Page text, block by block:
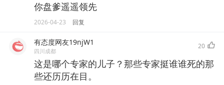
你盘爹遥遥领先
2026-04-23 回复
有态度网友19njW1
四川成都
20
这是哪个专家的儿子？那些专家挺谁谁死的那
些还历历在目。